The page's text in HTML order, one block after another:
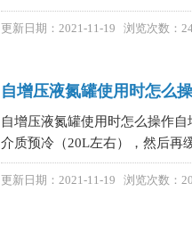
更新日期：2021-11-19 浏览次数：
自增压液氮罐使用时怎么
自增压液氮罐使用时怎么操作
介质预冷（20L左右），然后再
更新日期：2021-11-19 浏览次数：